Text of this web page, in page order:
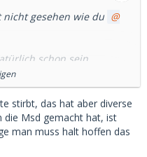
nicht gesehen wie du
schon sein.
vor dem "Sterben" mit
das notwendig ist.
stirbt, das hat aber diverse
die Msd gemacht hat, ist
man muss halt hoffen das